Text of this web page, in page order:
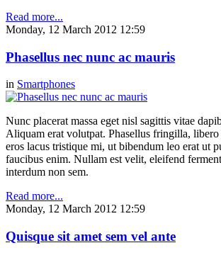
Read more...
Monday, 12 March 2012 12:59
Phasellus nec nunc ac mauris
in Smartphones
Nunc placerat massa eget nisl sagittis vitae
Aliquam erat volutpat. Phasellus fringilla,
eros lacus tristique mi, ut bibendum leo erat ut
faucibus enim. Nullam est velit, eleifend
interdum non sem.
Read more...
Monday, 12 March 2012 12:59
Quisque sit amet sem vel ante